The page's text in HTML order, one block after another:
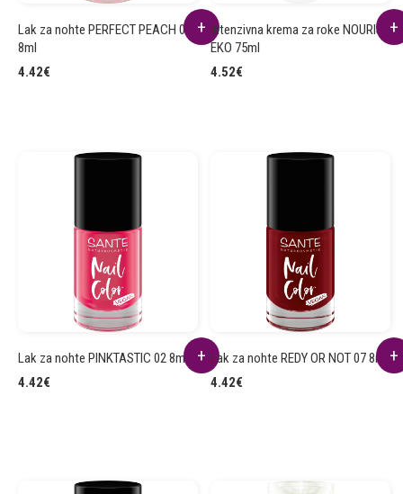
Lak za nohte PERFECT PEACH 03
8ml
4.42€
Intenzivna krema za roke NOURISH
EKO 75ml
4.52€
Lak za nohte PINKTASTIC 02 8ml
4.42€
Lak za nohte REDY OR NOT 07 8ml
4.42€